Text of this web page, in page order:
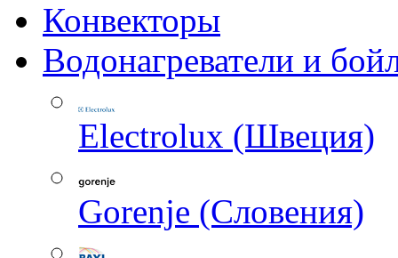
Конвекторы
Водонагреватели и
Electrolux (Швеция)
Gorenje (Словения)